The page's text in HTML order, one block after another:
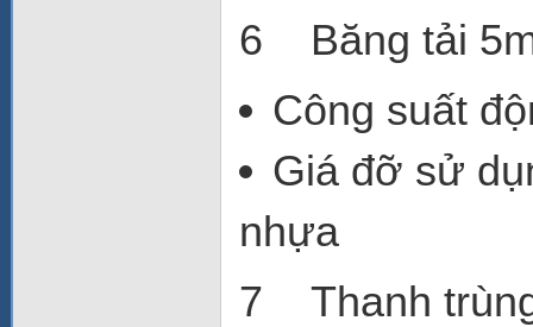
6 Băng tải
Công suất
Giá đỡ sử
nhựa
7 Thanh